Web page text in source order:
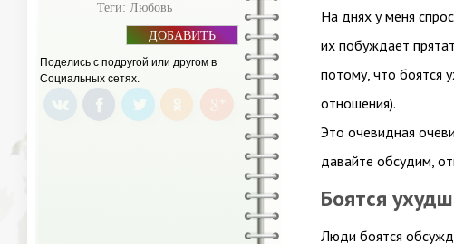
Теги: Любовь
ДОБАВИТЬ
Поделись с подругой или другом в
Социальных сетях.
На днях у меня
их побуждает
потому, что боятся
отношения).
Это очевидная
давайте обсудим,
Боятся
Люди боятся